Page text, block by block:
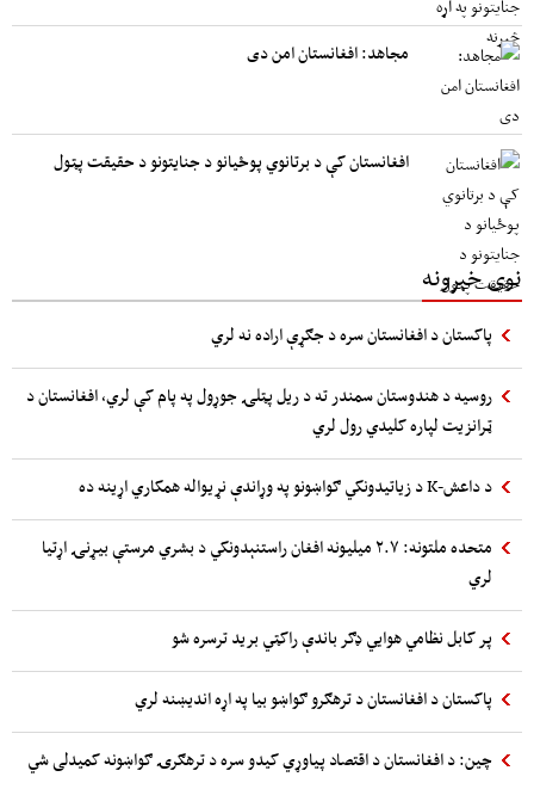
مجاهد: افغانستان امن دی
افغانستان کې د برتانوي پوځیانو د جنایتونو د حقیقت پټول
نوی خبرونه
پاکستان د افغانستان سره د جګړې اراده نه لري
روسیه د هندوستان سمندر ته د ریل پټلۍ جوړول په پام کې لري، افغانستان د
ټرانزیت لپاره کلیدي رول لري
د داعش-K د زیاتیدونکي ګواښونو په وړاندې نړیواله همکاري اړینه ده
متحده ملتونه: ۲.۷ میلیونه افغان راستنېدونکي د بشري مرستې بیړنۍ اړتیا
لري
پر کابل نظامي هوایي ډګر باندې راکټي برید ترسره شو
پاکستان د افغانستان د ترهګرو ګواښو بیا په اړه اندیښنه لري
چین: د افغانستان د اقتصاد پیاوړي کیدو سره د ترهګرۍ ګواښونه کمیدلی شي